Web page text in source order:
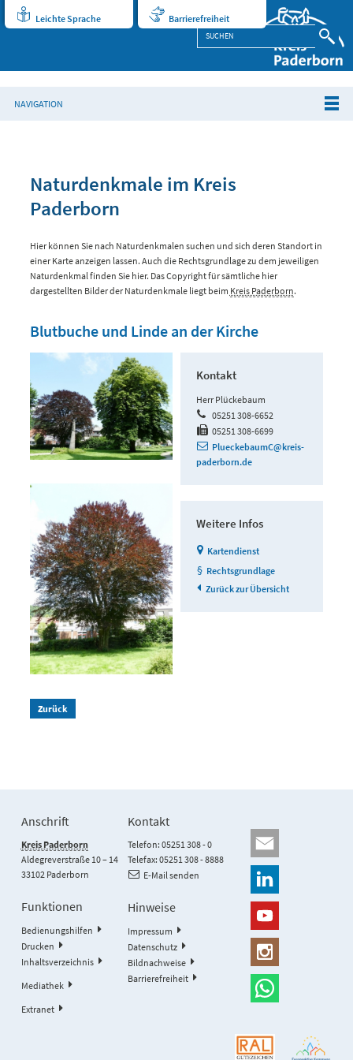
Leichte Sprache Barrierefreiheit
NAVIGATION
Naturdenkmale im Kreis
Paderborn
Hier können Sie nach Naturdenkmalen suchen und sich deren Standort in
einer Karte anzeigen lassen. Auch die Rechtsgrundlage zu dem jeweiligen
Naturdenkmal finden Sie hier. Das Copyright für sämtliche hier
dargestellten Bilder der Naturdenkmale liegt beim Kreis Paderborn.
Blutbuche und Linde an der Kirche
Kontakt
Herr Plückebaum
05251 308-6652
05251 308-6699
PlueckebaumC@kreis-
paderborn.de
Weitere Infos
Kartendienst
Rechtsgrundlage
Zurück zur Übersicht
Zurück
Anschrift
Kreis Paderborn
Aldegreverstraße 10 – 14
33102 Paderborn
Kontakt
Telefon: 05251 308 - 0
Telefax: 05251 308 - 8888
E-Mail senden
Funktionen
Bedienungshilfen
Drucken
Inhaltsverzeichnis
Mediathek
Extranet
Hinweise
Impressum
Datenschutz
Bildnachweise
Barrierefreiheit